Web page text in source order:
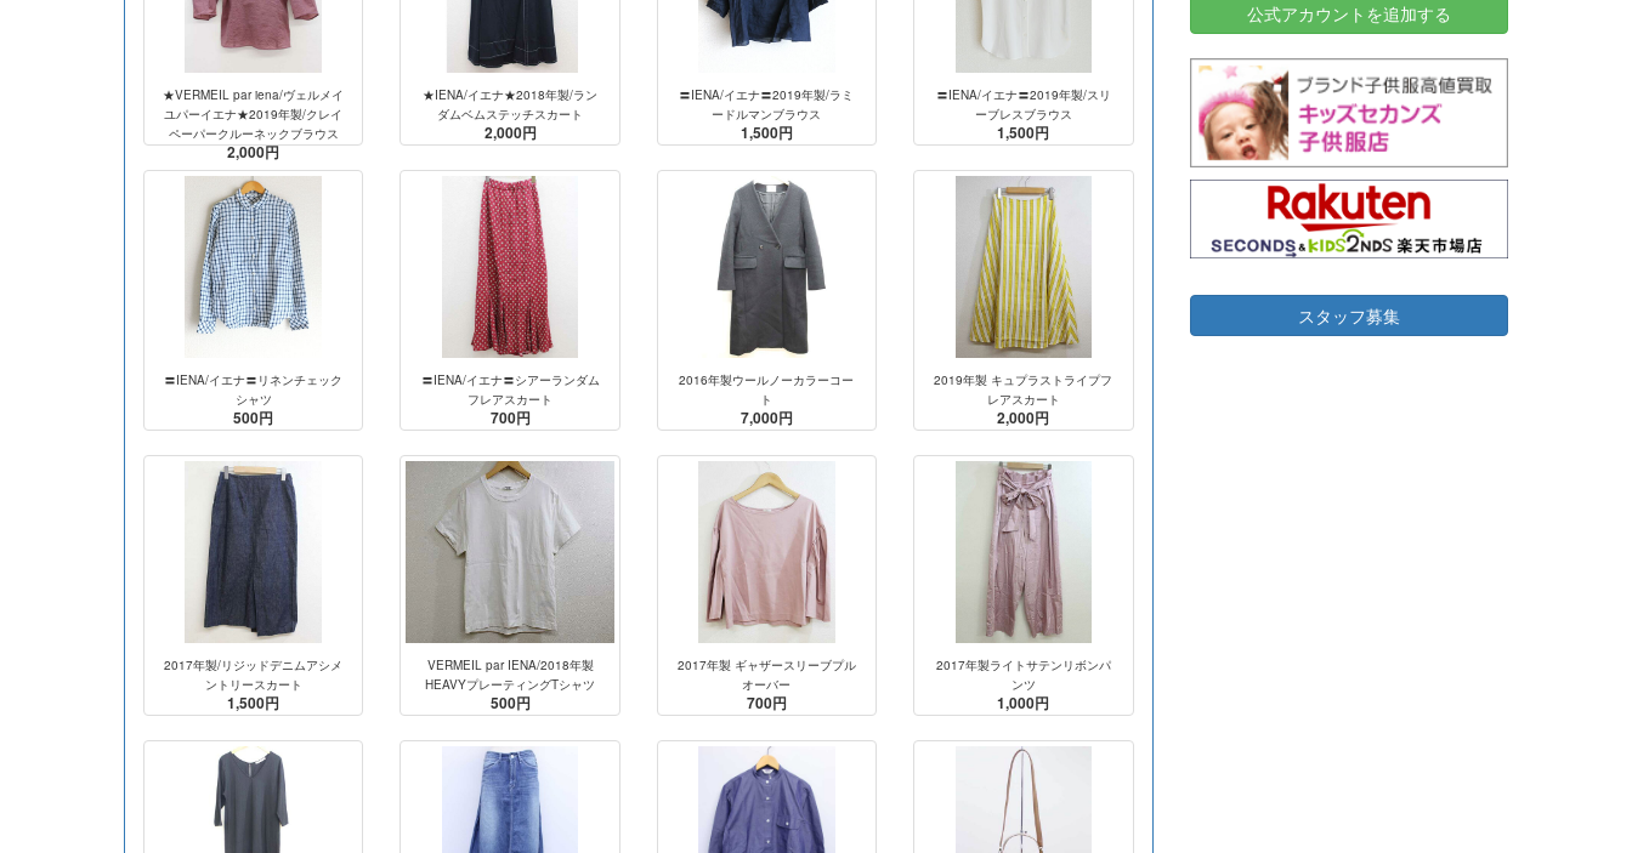
★VERMEIL par iena/ヴェルメイ
ユパーイエナ★2019年製/クレイ
ペーパークルーネックブラウス
2,000円
★IENA/イエナ★2018年製/ラン
ダムベムステッチスカート
2,000円
〓IENA/イエナ〓2019年製/ラミ
ードルマンブラウス
1,500円
〓IENA/イエナ〓2019年製/スリ
ーブレスブラウス
1,500円
〓IENA/イエナ〓リネンチェック
シャツ
500円
〓IENA/イエナ〓シアーランダム
フレアスカート
700円
2016年製ウールノーカラーコー
ト
7,000円
2019年製 キュプラストライプフ
レアスカート
2,000円
2017年製/リジッドデニムアシメ
ントリースカート
1,500円
VERMEIL par IENA/2018年製
HEAVYプレーティングTシャツ
500円
2017年製 ギャザースリーブプル
オーバー
700円
2017年製ライトサテンリボンパ
ンツ
1,000円
2026-06-23 名古屋市千種区 2 31,500
2026-06-23 川崎市川崎区 10 34,000
2026-06-18 神奈川県鎌倉市 10
2026-06-18 東京都渋谷区
岐阜県大垣市 43
東京都目黒区
2026-06-16 東京都豊島区 2 15,500
公式アカウントを追加する
スタッフ募集